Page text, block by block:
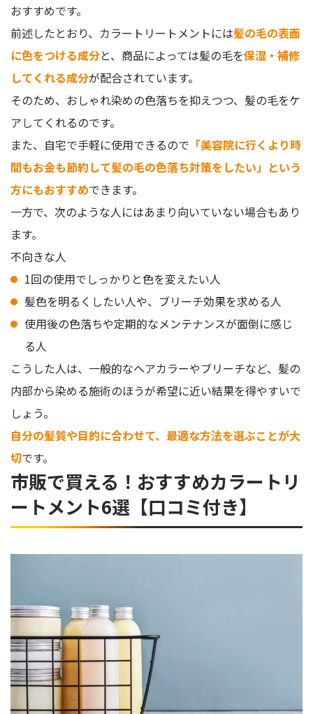
おすすめです。
前述したとおり、カラートリートメントには髪の毛の表面
に色をつける成分と、商品によっては髪の毛を保湿・補修
してくれる成分が配合されています。
そのため、おしゃれ染めの色落ちを抑えつつ、髪の毛をケ
アしてくれるのです。
また、自宅で手軽に使用できるので 「美容院に行くより時
間もお金も節約して髪の毛の色落ち対策をしたい」という
方にもおすすめできます。
一方で、次のような人にはあまり向いていない場合もあり
ます。
不向きな人
1回の使用でしっかりと色を変えたい人
髪色を明るくしたい人や、ブリーチ効果を求める人
使用後の色落ちや定期的なメンテナンスが面倒に感じ
る人
こうした人は、一般的なヘアカラーやブリーチなど、髪の
内部から染める施術のほうが希望に近い結果を得やすいで
しょう。
自分の髪質や目的に合わせて、最適な方法を選ぶことが大
切です。
市販で買える！おすすめカラートリ
ートメント6選【口コミ付き】